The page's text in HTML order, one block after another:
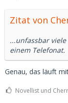
Zitat von
...unfassbar
einem Telefonat.
Genau, das läuft
Novellist und